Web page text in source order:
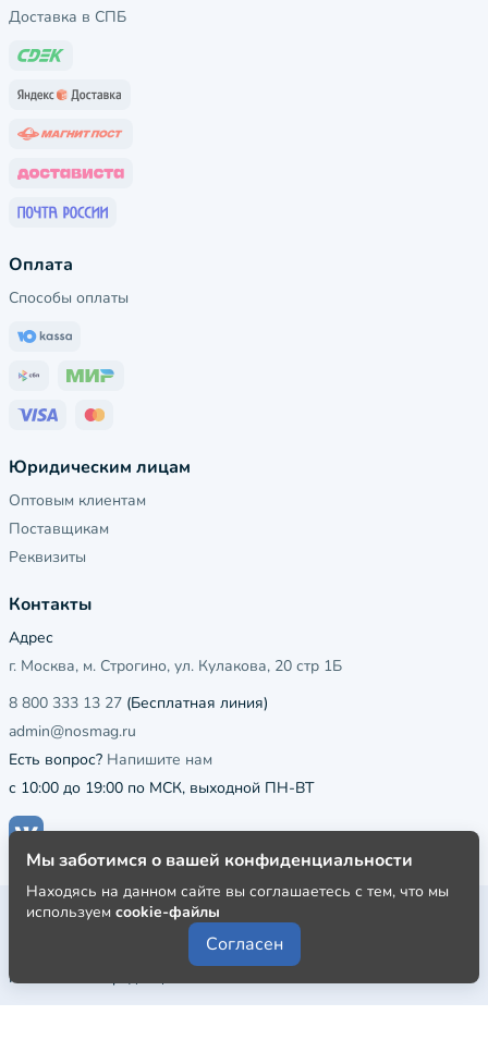
Доставка в СПБ
Оплата
Способы оплаты
Юридическим лицам
Оптовым клиентам
Поставщикам
Реквизиты
Контакты
Адрес
г. Москва, м. Строгино, ул. Кулакова, 20 стр 1Б
8 800 333 13 27 (Бесплатная линия)
admin@nosmag.ru
Есть вопрос? Напишите нам
с 10:00 до 19:00 по МСК, выходной ПН-ВТ
Публичная оферта
Пользовательское соглашение
Политика конфиденциальности
Мы заботимся о вашей конфиденциальности
Находясь на данном сайте вы соглашаетесь с тем, что мы
используем cookie-файлы
Согласен